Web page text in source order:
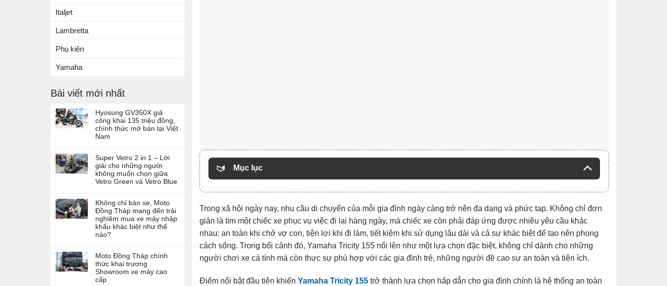
Italjet
Lambretta
Phụ kiện
Yamaha
Bài viết mới nhất
Hyosung GV350X giá
công khai 135 triệu đồng,
chính thức mở bán tại Việt
Nam
Super Vetro 2 in 1 – Lời
giải cho những người
không muốn chọn giữa
Vetro Green và Vetro Blue
Không chỉ bán xe, Moto
Đồng Tháp mang đến trải
nghiệm mua xe máy nhập
khẩu khác biệt như thế
nào?
Moto Đồng Tháp chính
thức khai trương
Showroom xe máy cao
cấp
Mục lục
Trong xã hội ngày nay, nhu cầu di chuyển của mỗi gia đình ngày càng trở nên đa dạng và phức tạp. Không chỉ đơn
giản là tìm một chiếc xe phục vụ việc đi lại hàng ngày, mà chiếc xe còn phải đáp ứng được nhiều yêu cầu khác
nhau: an toàn khi chở vợ con, tiện lợi khi đi làm, tiết kiệm khi sử dụng lâu dài và cả sự khác biệt để tạo nên phong
cách sống. Trong bối cảnh đó, Yamaha Tricity 155 nổi lên như một lựa chọn đặc biệt, không chỉ dành cho những
người chơi xe cá tính mà còn thực sự phù hợp với các gia đình trẻ, những người đề cao sự an toàn và tiện ích.
Điểm nổi bật đầu tiên khiến Yamaha Tricity 155 trở thành lựa chọn hấp dẫn cho gia đình chính là hệ thống an toàn